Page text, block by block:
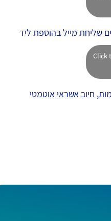
שליחת מייל בהוספת ליד
Click
חיוב אשראי אוטמטי